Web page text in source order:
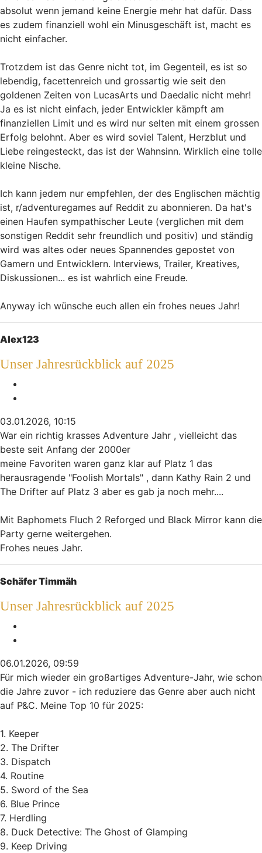
absolut wenn jemand keine Energie mehr hat dafür. Dass
es zudem finanziell wohl ein Minusgeschäft ist, macht es
nicht einfacher.
Trotzdem ist das Genre nicht tot, im Gegenteil, es ist so
lebendig, facettenreich und grossartig wie seit den
goldenen Zeiten von LucasArts und Daedalic nicht mehr!
Ja es ist nicht einfach, jeder Entwickler kämpft am
finanziellen Limit und es wird nur selten mit einem grossen
Erfolg belohnt. Aber es wird soviel Talent, Herzblut und
Liebe reingesteckt, das ist der Wahnsinn. Wirklich eine tolle
kleine Nische.
Ich kann jedem nur empfehlen, der des Englischen mächtig
ist, r/adventuregames auf Reddit zu abonnieren. Da hat's
einen Haufen sympathischer Leute (verglichen mit dem
sonstigen Reddit sehr freundlich und positiv) und ständig
wird was altes oder neues Spannendes gepostet von
Gamern und Entwicklern. Interviews, Trailer, Kreatives,
Diskussionen... es ist wahrlich eine Freude.
Anyway ich wünsche euch allen ein frohes neues Jahr!
Nach oben
Alex123
Unser Jahresrückblick auf 2025
03.01.2026, 10:15
War ein richtig krasses Adventure Jahr , vielleicht das
beste seit Anfang der 2000er
meine Favoriten waren ganz klar auf Platz 1 das
herausragende "Foolish Mortals" , dann Kathy Rain 2 und
The Drifter auf Platz 3 aber es gab ja noch mehr....
Mit Baphomets Fluch 2 Reforged und Black Mirror kann die
Party gerne weitergehen.
Frohes neues Jahr.
Nach oben
Schäfer Timmäh
Unser Jahresrückblick auf 2025
06.01.2026, 09:59
Für mich wieder ein großartiges Adventure-Jahr, wie schon
die Jahre zuvor - ich reduziere das Genre aber auch nicht
auf P&C. Meine Top 10 für 2025:
1. Keeper
2. The Drifter
3. Dispatch
4. Routine
5. Sword of the Sea
6. Blue Prince
7. Herdling
8. Duck Detective: The Ghost of Glamping
9. Keep Driving